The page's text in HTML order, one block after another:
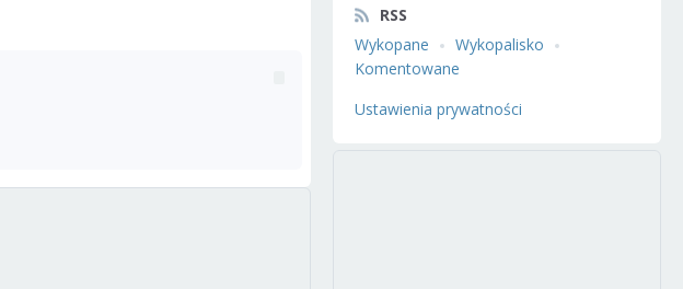
RSS
Wykopane
Wykopalisko
Komentowane
Ustawienia prywatności